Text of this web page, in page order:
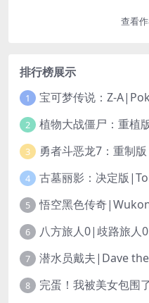
查看
排行榜展示
1 宝可梦传说：Z-
2
3
4
5 悟空黑色传奇
6 八方旅人0|歧路旅
7 潜水员戴夫|Dave
8 完蛋！我被美女包围